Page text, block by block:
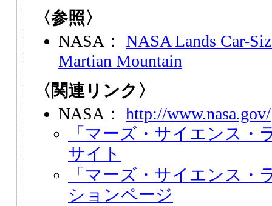
〈参照〉
NASA： NASA Lands Car-
Martian Mountain
〈関連リンク〉
NASA： http://www.nasa.gov/
「マーズ・サイエンス・
サイト
「マーズ・サイエンス・
ションページ